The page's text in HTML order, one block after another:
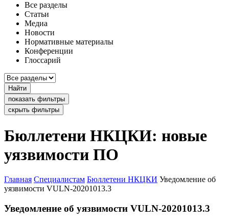
Все разделы
Статьи
Медиа
Новости
Нормативные материалы
Конференции
Глоссарий
Найти
показать фильтры
скрыть фильтры
Бюллетени НКЦКИ: новые
уязвимости ПО
Главная Специалистам Бюллетени НКЦКИ Уведомление об
уязвимости VULN-20201013.3
Уведомление об уязвимости VULN-20201013.3